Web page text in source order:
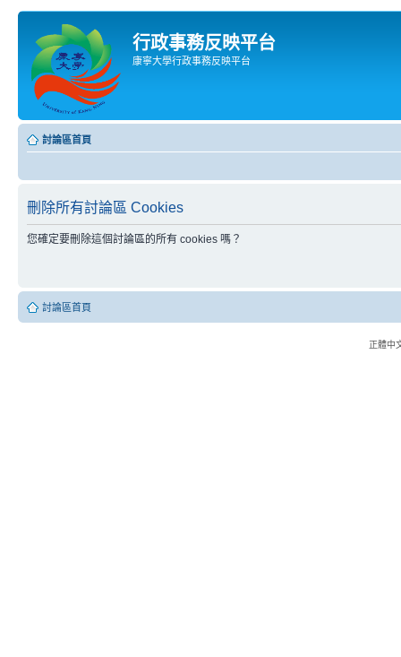
行政事務反映平台
康寧大學行政事務反映平台
討論區首頁
刪除所有討論區 Cookies
您確定要刪除這個討論區的所有 cookies 嗎？
討論區首頁
正體中